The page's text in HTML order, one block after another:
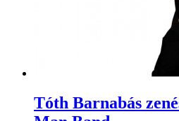
Tóth Barnabás